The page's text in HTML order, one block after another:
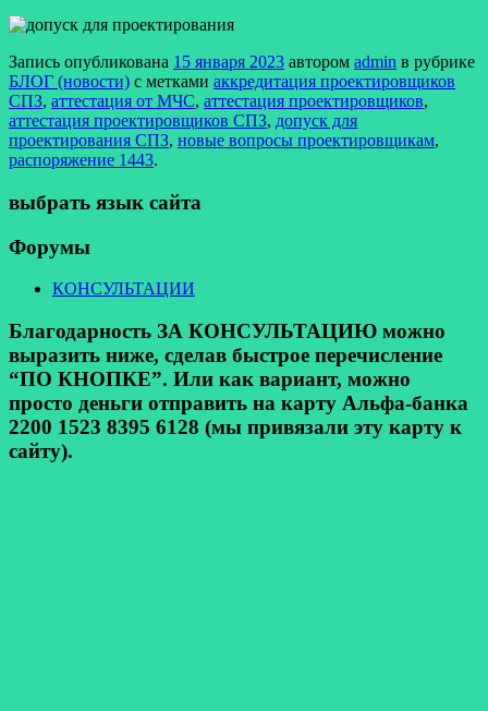
Запись опубликована 15 января 2023 автором admin в рубрике
БЛОГ (новости) с метками аккредитация проектировщиков
СПЗ, аттестация от МЧС, аттестация проектировщиков,
аттестация проектировщиков СПЗ, допуск для
проектирования СПЗ, новые вопросы проектировщикам,
распоряжение 1443.
выбрать язык сайта
Форумы
КОНСУЛЬТАЦИИ
Благодарность ЗА КОНСУЛЬТАЦИЮ можно
выразить ниже, сделав быстрое перечисление
“ПО КНОПКЕ”. Или как вариант, можно
просто деньги отправить на карту Альфа-банка
2200 1523 8395 6128 (мы привязали эту карту к
сайту).